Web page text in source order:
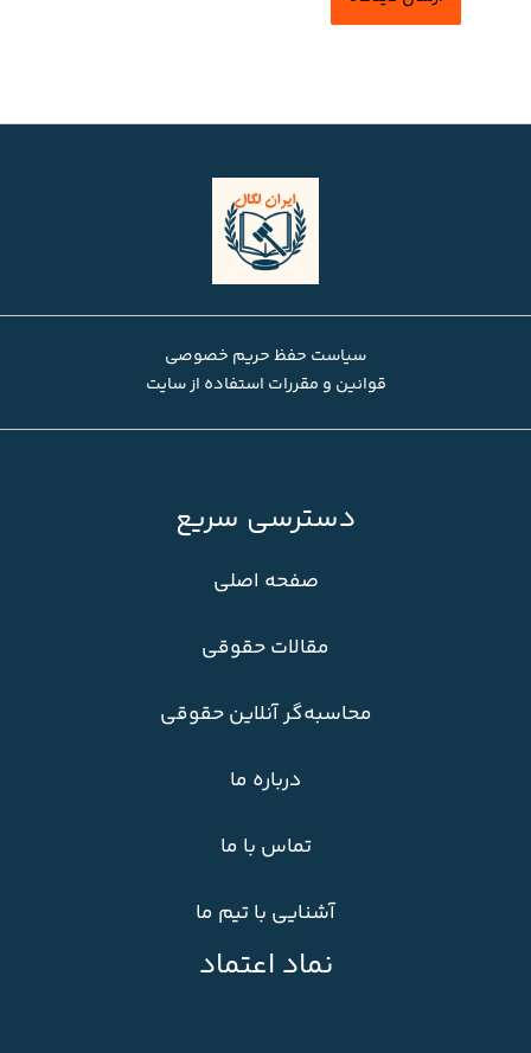
سیاست حفظ حریم خصوصی
قوانین و مقررات استفاده از سایت
دسترسی سریع
صفحه اصلی
مقالات حقوقی
محاسبه‌گر آنلاین حقوقی
درباره ما
تماس با ما
آشنایی با تیم ما
نماد اعتماد